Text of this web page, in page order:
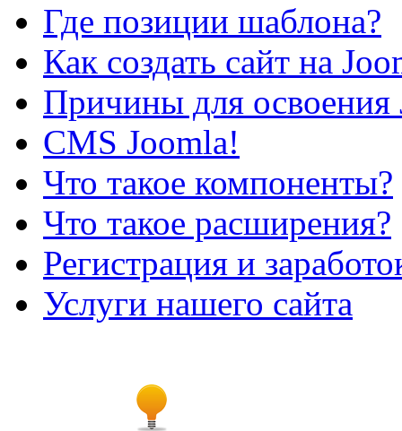
Где позиции шаблона?
Как создать сайт на
Причины для освоения
CMS Joomla!
Что такое компоненты?
Что такое расширения?
Регистрация и
Услуги нашего сайта